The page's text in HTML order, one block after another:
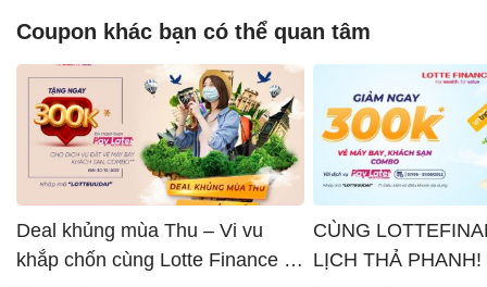
Coupon khác bạn có thể quan tâm
Deal khủng mùa Thu – Vi vu
khắp chốn cùng Lotte Finance x
CÙNG
LỊCH THẢ PHANH!